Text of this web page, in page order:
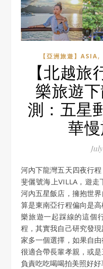
【亞洲旅遊】ASIA,
【北越
樂旅遊
測：五星
華
河內下龍灣五天四夜行程，搭上下龍灣最新遊輪，天堂
斐儷號海上VILLA，遊
河內五星飯店，擁抱世
算是東南亞行程偏向是
樂旅遊一起踩線的這個
程，其實我自己研究發
家多一個選擇，如果自
很適合帶長輩孝親，或
負責吃吃喝喝拍美照好好